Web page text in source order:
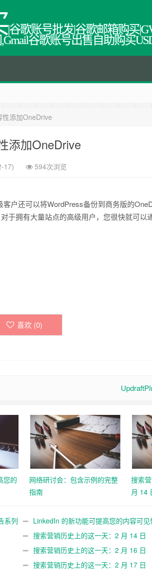
|谷歌账号批发|谷歌邮箱购买
,Gmail谷歌账号出售自助购买
添加OneDrive
添加OneDrive
17) 594次浏览
户还可以将WordPress备份到商务版的
于拥有大量站点的高级用户，您很快就可以
喜欢 (0)
您的
网络研讨会：包含示例的完整
指南
搜索
月 14
系列
LinkedIn 的新功能可提高您的内容可见
搜索营销历史上的这一天：2 月 14 日
搜索营销历史上的这一天：2 月 16 日
搜索营销历史上的这一天：2 月 17 日